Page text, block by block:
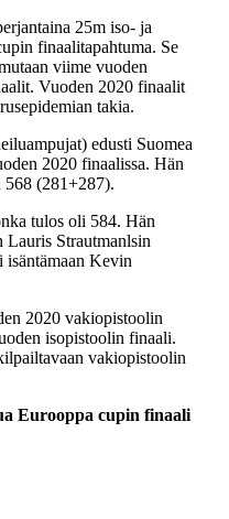
25m iso- ja
finaalitapahtuma. Se
viime vuoden
Vuoden 2020 finaalit
takia.
edusti Suomea
2020 finaalissa. Hän
568 (281+287).
tulos oli 584. Hän
Strautmanlsin
isäntämaan Kevin
2020 vakiopistoolin
isopistoolin finaali.
vakiopistoolin
Eurooppa cupin finaali